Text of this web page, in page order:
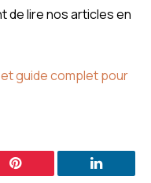
de lire nos articles en
guide complet pour
Pinterest LinkedIn